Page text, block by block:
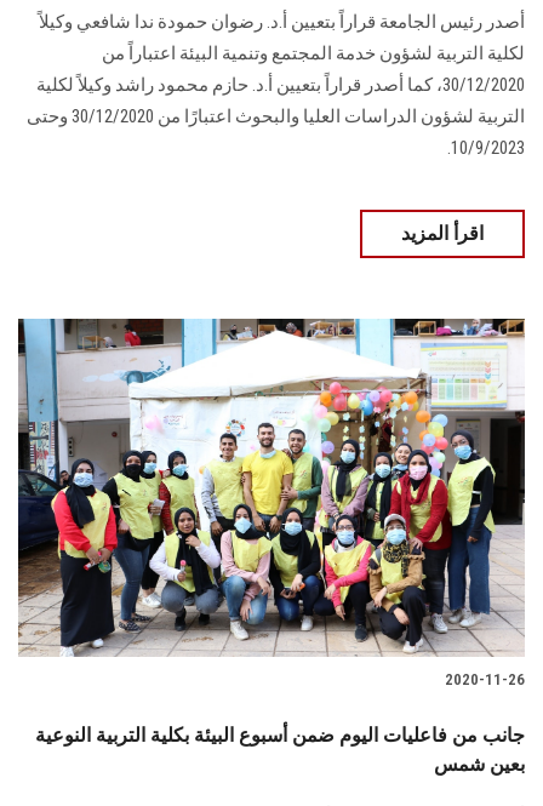
أصدر رئيس الجامعة قراراً بتعيين أ.د. رضوان حمودة ندا شافعي وكيلاً
لكلية التربية لشؤون خدمة المجتمع وتنمية البيئة اعتباراً من
30/12/2020، كما أصدر قراراً بتعيين أ.د. حازم محمود راشد وكيلاً لكلية
التربية لشؤون الدراسات العليا والبحوث اعتبارًا من 30/12/2020 وحتى
10/9/2023.
اقرأ المزيد
2020-11-26
جانب من فاعليات اليوم ضمن أسبوع البيئة بكلية التربية النوعية
بعين شمس